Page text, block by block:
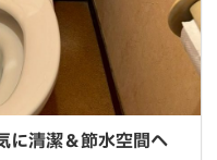
潔＆節水空間へ生まれ
に清潔＆節水空間へ